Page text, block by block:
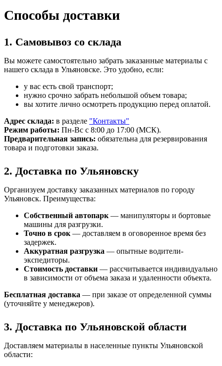
Способы доставки
1. Самовывоз со склада
Вы можете самостоятельно забрать заказанные материалы с
нашего склада в Ульяновске. Это удобно, если:
у вас есть свой транспорт;
нужно срочно забрать небольшой объем товара;
вы хотите лично осмотреть продукцию перед оплатой.
Адрес склада: в разделе "Контакты"
Режим работы: Пн-Вс с 8:00 до 17:00 (МСК).
Предварительная запись: обязательна для резервирования
товара и подготовки заказа.
2. Доставка по Ульяновску
Организуем доставку заказанных материалов по городу
Ульяновск. Преимущества:
Собственный автопарк — манипуляторы и бортовые
машины для разгрузки.
Точно в срок — доставляем в оговоренное время без
задержек.
Аккуратная разгрузка — опытные водители-
экспедиторы.
Стоимость доставки — рассчитывается индивидуально
в зависимости от объема заказа и удаленности объекта.
Бесплатная доставка — при заказе от определенной суммы
(уточняйте у менеджеров).
3. Доставка по Ульяновской области
Доставляем материалы в населенные пункты Ульяновской
области: